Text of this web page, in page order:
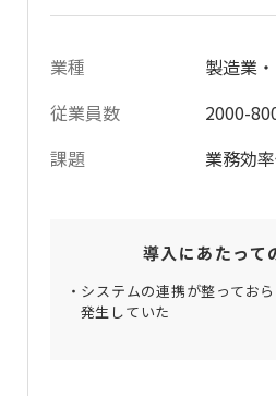
業種
製造業
従業員数
2000-
課題
業務効
導入にあたって
システムの連携が整ってお
発生していた